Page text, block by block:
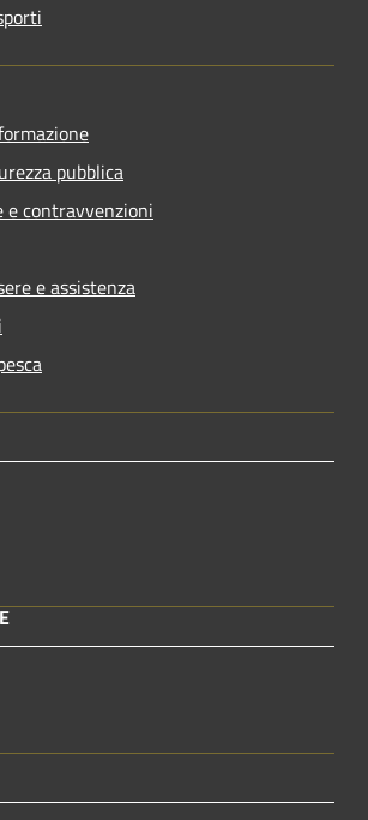
pubblica
e contravvenzioni
e assistenza